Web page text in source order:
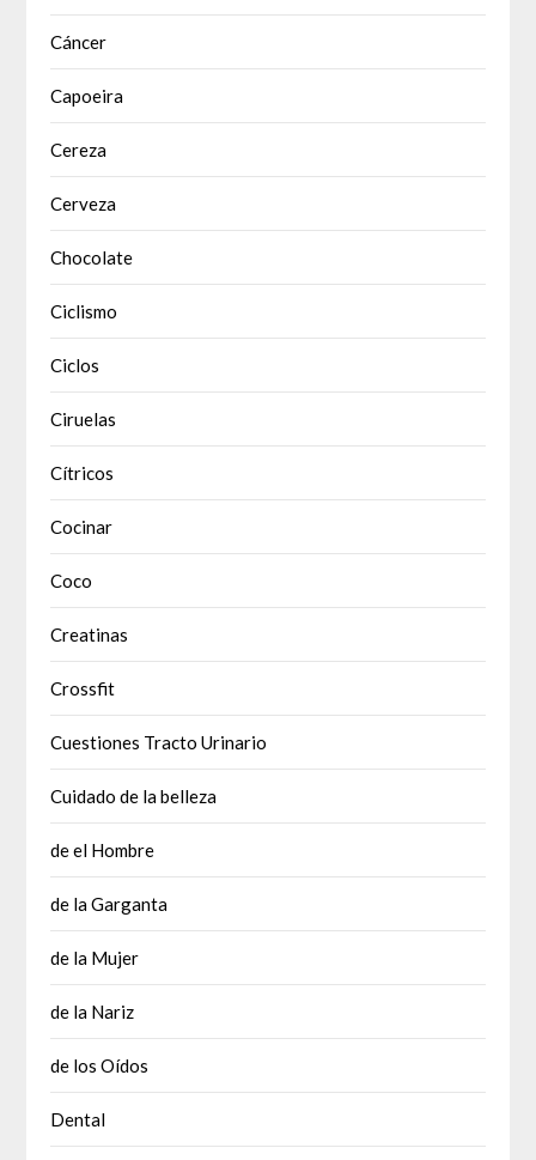
Cáncer
Capoeira
Cereza
Cerveza
Chocolate
Ciclismo
Ciclos
Ciruelas
Cítricos
Cocinar
Coco
Creatinas
Crossfit
Cuestiones Tracto Urinario
Cuidado de la belleza
de el Hombre
de la Garganta
de la Mujer
de la Nariz
de los Oídos
Dental